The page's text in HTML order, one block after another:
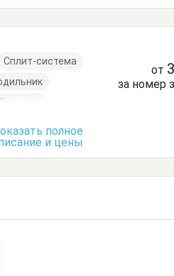
Сплит-система
Стулья
от
за номер
полное
и цены